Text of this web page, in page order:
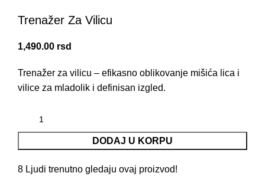
Trenažer Za Vilicu
1,490.00 rsd
Trenažer za vilicu – efikasno oblikovanje mišića lica i
vilice za mladolik i definisan izgled.
DODAJ U KORPU
8 Ljudi trenutno gledaju ovaj proizvod!